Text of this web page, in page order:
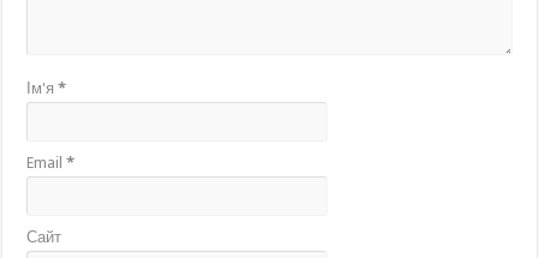
Ім'я*
Email*
Сайт